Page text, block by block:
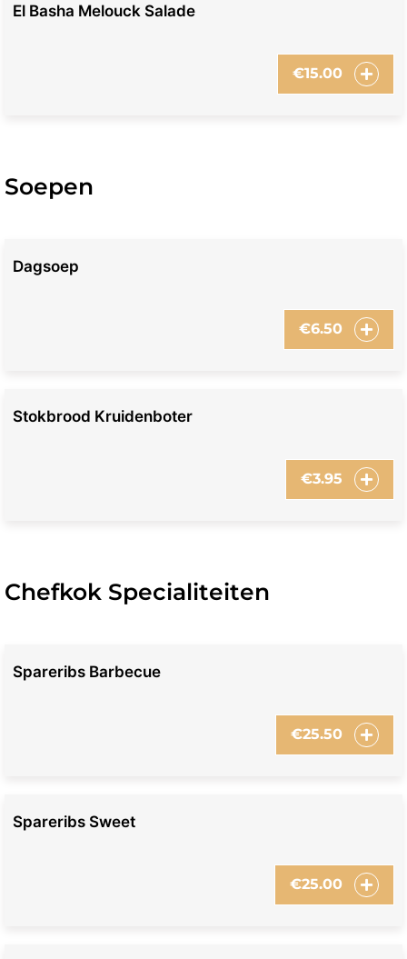
El Basha Melouck Salade
€15.00
Soepen
Dagsoep
€6.50
Stokbrood Kruidenboter
€3.95
Chefkok Specialiteiten
Spareribs Barbecue
€25.50
Spareribs Sweet
€25.00